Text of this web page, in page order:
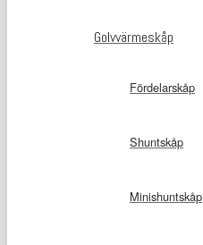
Golvvärmeskåp
Fördelarskåp
Shuntskåp
Minishuntskåp